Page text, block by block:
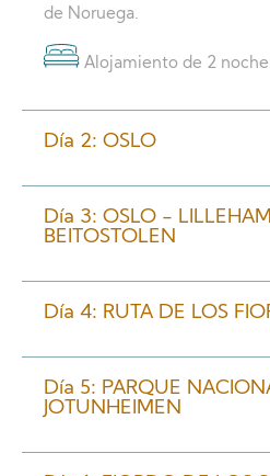
de Noruega.
Alojamiento de 2
Día 2: OSLO
Día 3: OSLO -
BEITOSTOLEN
Día 4: RUTA DE LOS
Día 5: PARQUE
JOTUNHEIMEN